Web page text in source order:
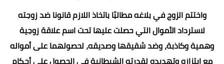
واختتم الزوج في بلاغه مطالبًا باتخاذ اللازم قانونا ضد زوجته
لاسترداد الأموال التي حصلت عليها تحت اسم علاقة زوجية
وهمية وكاذبة، وضد شقيقها وصديقه، لحصولهما على أمواله
مع ابتزازه وتهديده لقدرته الشيطانية في الحصول على أحكام